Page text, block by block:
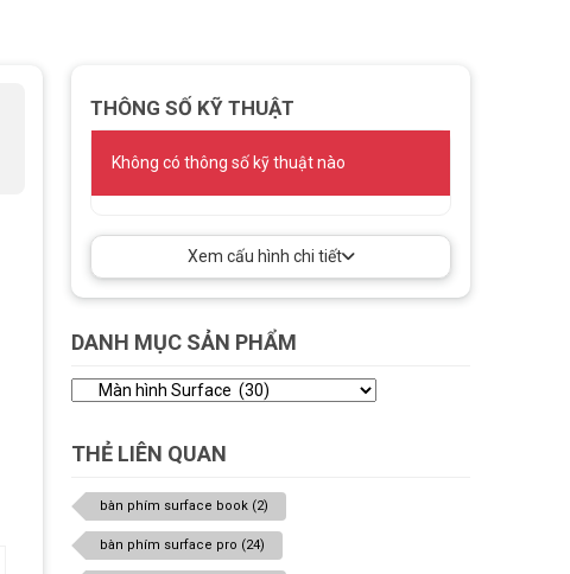
THÔNG SỐ KỸ THUẬT
Không có thông số kỹ thuật nào
Xem cấu hình chi tiết
DANH MỤC SẢN PHẨM
THẺ LIÊN QUAN
bàn phím surface book (2)
bàn phím surface pro (24)